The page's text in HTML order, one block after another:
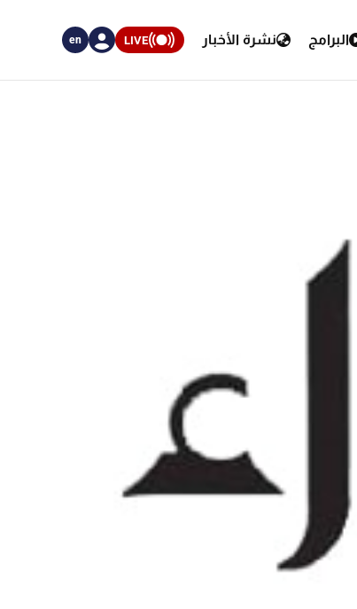
البرامج نشرة الأخبار LIVE
en